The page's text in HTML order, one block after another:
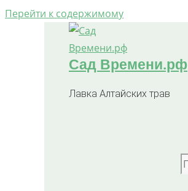
Перейти к содержимому
Сад Времени.рф
Лавка Алтайских трав